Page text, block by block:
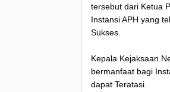
tersebut dari Ketua
Instansi APH yang
Sukses.
Kepala Kejaksaan
bermanfaat bagi
dapat Teratasi.